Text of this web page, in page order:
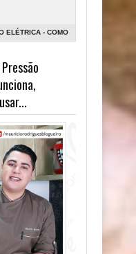
ELÉTRICA - COMO